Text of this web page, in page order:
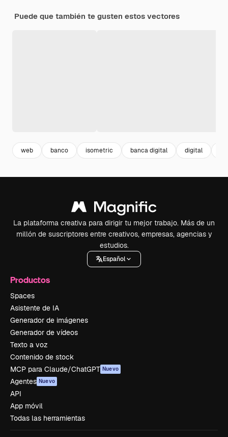
Puede que también te gusten estos vectores
web banco isometric banca digital digital
La plataforma creativa para dirigir tu mejor trabajo. Más de un
millón de suscriptores entre creativos, empresas, agencias y
estudios.
Español
Productos
Spaces
Asistente de IA
Generador de imágenes
Generador de vídeos
Texto a voz
Contenido de stock
MCP para Claude/ChatGPT Nuevo
Agentes Nuevo
API
App móvil
Todas las herramientas